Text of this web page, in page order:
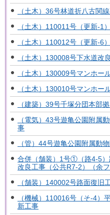
（土木）36号林道折八古関
（土木）110011号（更新-1
（土木）110012号（更新-6
（土木）130008号下水道改
（土木）130009号マンホー
（土木）130010号マンホー
（建築）39号千塚分団本部
（電気）43号遊亀公園附属
事
（管）44号遊亀公園附属動
合併（舗装）1号①（路4-5
改良工事（公共R7-2）（余フ
（舗装）140002号路面復旧
（機械）110016号（そ-4）
新工事